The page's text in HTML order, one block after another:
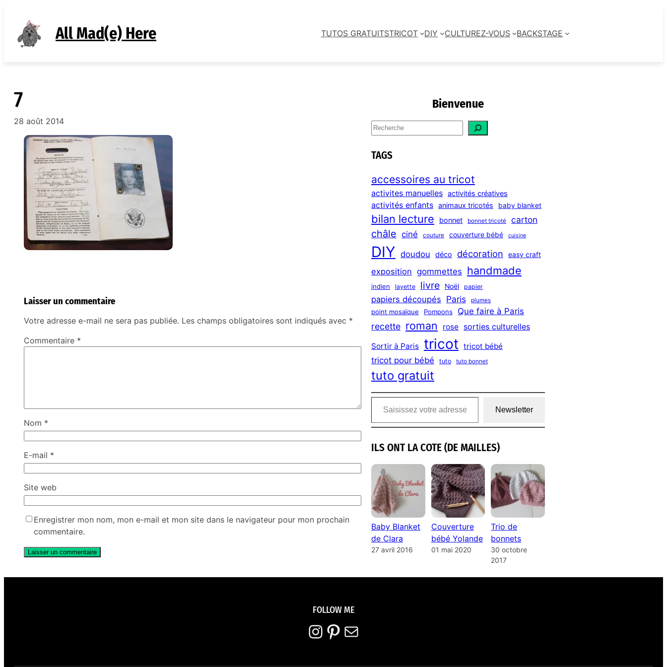
contenu
All Mad(e) Here TUTOS GRATUITSTRICOT DIY CULTUREZ-VOUS BACKSTAGE
7
28 août 2014
Laisser un commentaire
Votre adresse e-mail ne sera pas publiée. Les champs obligatoires sont indiqués avec *
Commentaire *
Nom *
E-mail *
Site web
Enregistrer mon nom, mon e-mail et mon site dans le navigateur pour mon prochain
commentaire.
Bienvenue
S
e
a
r
h
TAGS
accessoires au tricot
activites manuelles activités créatives
activités enfants animaux tricotés baby blanket
bilan lecture bonnet bonnet tricoté carton
châle ciné couture couverture bébé cuisine
DIY doudou déco décoration easy craft
exposition gommettes handmade
indien layette livre Noël papier
papiers découpés Paris plumes
point mosaïque Pompons Que faire à Paris
recette roman rose sorties culturelles
Sortir à Paris tricot tricot bébé
tricot pour bébé tuto tuto bonnet
tuto gratuit
Saisissez votre adresse e-mail…
Newsletter
ILS ONT LA COTE (DE MAILLES)
Baby Blanket
de Clara
27 avril 2016
Couverture
bébé Yolande
01 mai 2020
Trio de
bonnets
30 octobre
2017
FOLLOW ME
Instagram Pinterest E-mail